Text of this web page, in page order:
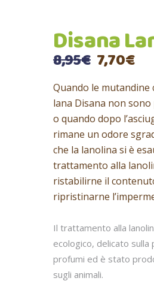
Disana
8,95€ Il
era:
8,95€.
7,70€Il
è:
Quando le
lana Disana non
o quando dopo
rimane un odore
che la lanolina si è
trattamento alla
ristabilirne il
ripristinarne
Il trattamento alla
ecologico, delicato sulla
profumi ed è stato
sugli animali.